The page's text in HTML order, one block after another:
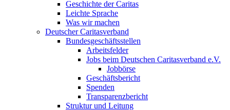
Geschichte der Caritas
Leichte Sprache
Was wir machen
Deutscher Caritasverband
Bundesgeschäftsstellen
Arbeitsfelder
Jobs beim Deutschen Caritasverband e.V.
Jobbörse
Geschäftsbericht
Spenden
Transparenzbericht
Struktur und Leitung